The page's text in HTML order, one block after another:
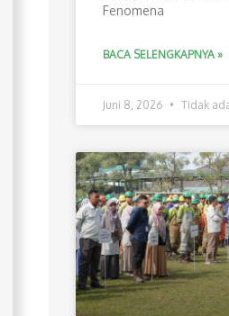
Fenomena
BACA SELENGKAPNYA »
Juni 8, 2026 Tidak